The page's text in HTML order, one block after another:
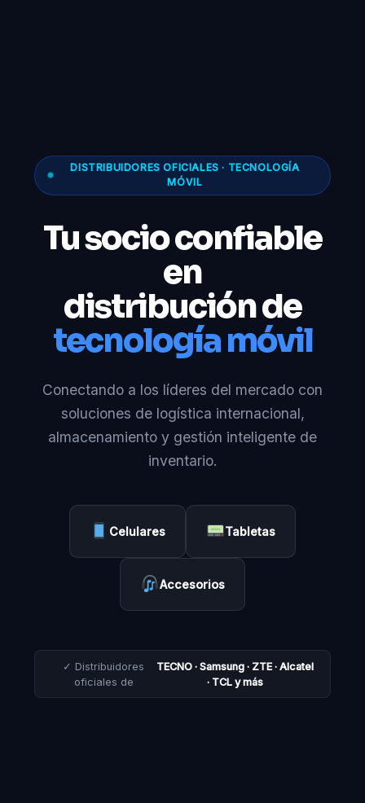
DISTRIBUIDORES OFICIALES · TECNOLOGÍA
MÓVIL
Tu socio confiable
en
distribución de
tecnología móvil
Conectando a los líderes del mercado con
soluciones de logística internacional,
almacenamiento y gestión inteligente de
inventario.
Celulares Tabletas
Accesorios
✓ Distribuidores
oficiales de
TECNO · Samsung · ZTE · Alcatel
· TCL y más